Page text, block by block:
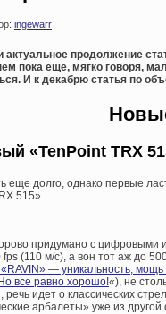
ingewarr
актуальное продолжение
пока еще, мягко говоря,
И к декабрю статья по
«TenPoint TRX
еще долго, однако первые
515».
придумано с цифровыми
(110 м/с), а вон тот аж до
— уникальность, мощь
все равно хорошо!«), не
речь идет о классических
арбалеты» уже из